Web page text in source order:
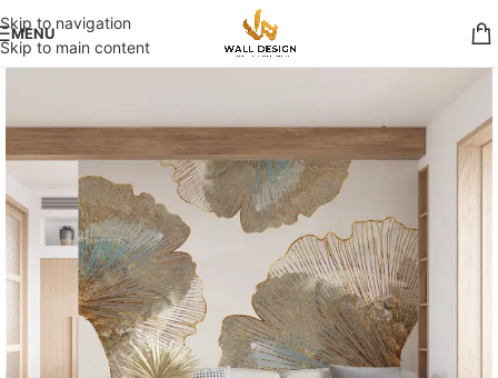
Skip to navigation
Skip to main content
MENU